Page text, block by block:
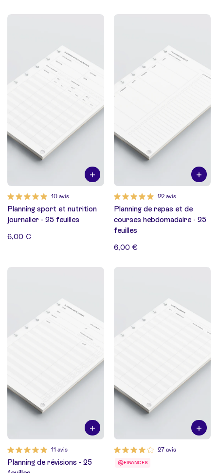
10 avis
Planning sport et nutrition
journalier - 25 feuilles
6,00 €
22 avis
Planning de repas et de
courses hebdomadaire - 25
feuilles
6,00 €
11 avis
Planning de révisions - 25
27 avis
FINANCES